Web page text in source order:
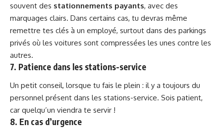
souvent des stationnements payants, avec des
marquages clairs. Dans certains cas, tu devras même
remettre tes clés à un employé, surtout dans des parkings
privés où les voitures sont compressées les unes contre les
autres.
7. Patience dans les stations-service
Un petit conseil, lorsque tu fais le plein : il y a toujours du
personnel présent dans les stations-service. Sois patient,
car quelqu’un viendra te servir !
8. En cas d’urgence